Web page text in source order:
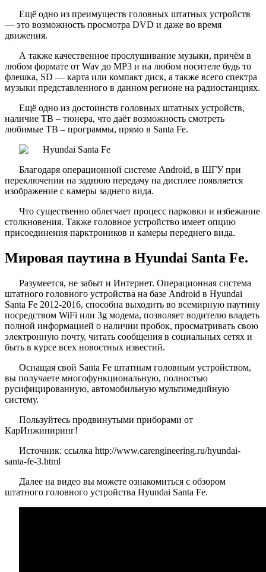
Ещё одно из преимуществ головных штатных устройств
— это возможность просмотра DVD и даже во время
движения.
А также качественное прослушивание музыки, причём в
любом формате от Wav до MP3 и на любом носителе будь то
флешка, SD — карта или компакт диск, а также всего спектра
музыки представленного в данном регионе на радиостанциях.
Ещё одно из достоинств головных штатных устройств,
наличие ТВ – тюнера, что даёт возможность смотреть
любимые ТВ – программы, прямо в Santa Fe.
Благодаря операционной системе Android, в ШГУ при
переключении на заднюю передачу на дисплее появляется
изображение с камеры заднего вида.
Что существенно облегчает процесс парковки и избежание
столкновения. Также головное устройство имеет опцию
присоединения парктроников и камеры переднего вида.
Мировая паутина в Hyundai Santa Fe.
Разумеется, не забыт и Интернет. Операционная система
штатного головного устройства на базе Android в Hyundai
Santa Fe 2012-2016, способна выходить во всемирную паутину
посредством WiFi или 3g модема, позволяет водителю владеть
полной информацией о наличии пробок, просматривать свою
электронную почту, читать сообщения в социальных сетях и
быть в курсе всех новостных известий.
Оснащая свой Santa Fe штатным головным устройством,
вы получаете многофункциональную, полностью
русифицированную, автомобильную мультимедийную
систему.
Пользуйтесь продвинутыми приборами от
КарИнжиниринг!
Источник: ссылка http://www.carengineering.ru/hyundai-
santa-fe-3.html
Далее на видео вы можете ознакомиться с обзором
штатного головного устройства Hyundai Santa Fe.